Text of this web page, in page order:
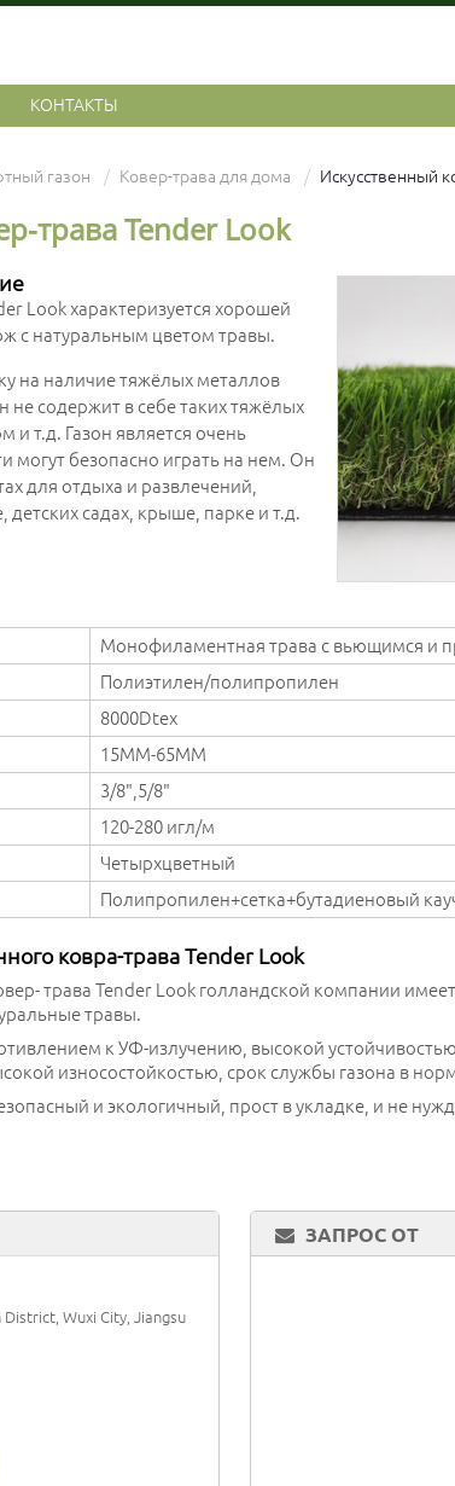
КОНТАКТЫ
газон Ковер-трава для дома Искусственный
трава Tender Look
Look характеризуется хорошей
с натуральным цветом травы.
на наличие тяжёлых металлов
не содержит в себе таких тяжёлых
и т.д. Газон является очень
могут безопасно играть на нем. Он
для отдыха и развлечений,
садах, крыше, парке и т.д.
Монофиламентная трава с вьющимся и
Полиэтилен/полипропилен
8000Dtex
15MM-65MM
3/8",5/8"
120-280 игл/м
Четырхцветный
Полипропилен+сетка+бутадиеновый
ковра-трава Tender Look
трава Tender Look голландской компании
травы.
к УФ-излучению, высокой
износостойкостью, срок службы газона в
и экологичный, прост в укладке, и не
ЗАПРОС ОТ
District, Wuxi City, Jiangsu